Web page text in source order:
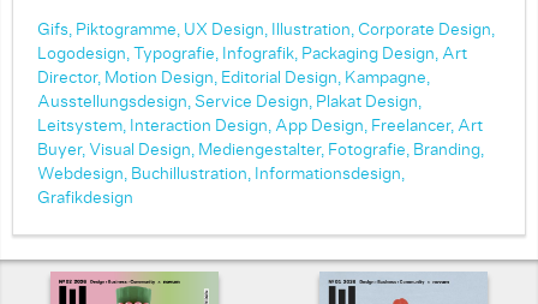
Gifs, Piktogramme, UX Design, Illustration, Corporate Design,
Logodesign,
Typografie, Infografik, Packaging Design, Art
Director, Motion Design, Editorial Design, Kampagne,
Ausstellungsdesign, Service Design, Plakat Design,
Leitsystem, Interaction Design, App Design, Freelancer, Art
Buyer, Visual Design, Mediengestalter, Fotografie, Branding,
Webdesign, Buchillustration, Informationsdesign,
Grafikdesign